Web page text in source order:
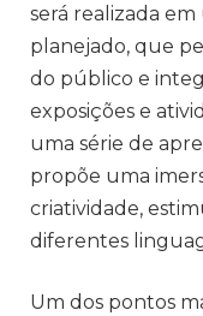
será realizada
planejado, que
do público e
exposições e
uma série de
propõe uma
criatividade,
diferentes
Um dos pontos